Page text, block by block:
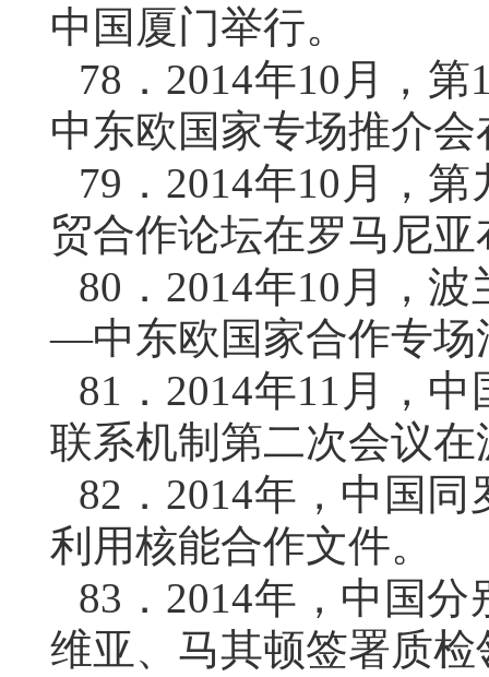
中国厦门举行。
78． 2014年10月，
中东欧国家专场推介
79． 2014年10月，
贸合作论坛在罗马尼
80． 2014年10月，
—中东欧国家合作专场
81． 2014年11月，
联系机制第二次会议
82． 2014年，中国
利用核能合作文件。
83． 2014年，中国
维亚、马其顿签署质